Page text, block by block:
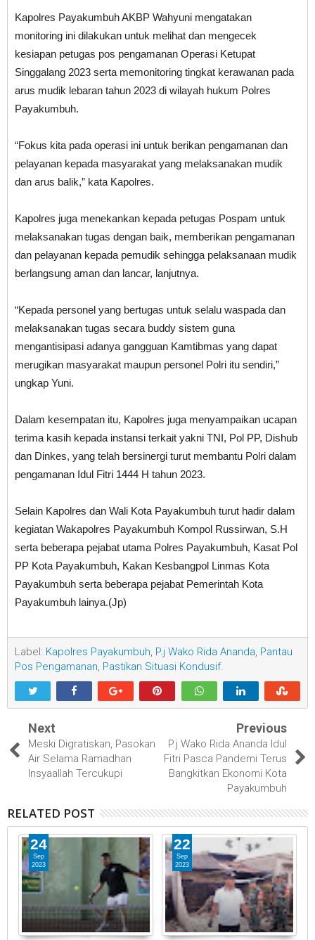
Kapolres Payakumbuh AKBP Wahyuni mengatakan
monitoring ini dilakukan untuk melihat dan mengecek
kesiapan petugas pos pengamanan Operasi Ketupat
Singgalang 2023 serta memonitoring tingkat kerawanan pada
arus mudik lebaran tahun 2023 di wilayah hukum Polres
Payakumbuh.
“Fokus kita pada operasi ini untuk berikan pengamanan dan
pelayanan kepada masyarakat yang melaksanakan mudik
dan arus balik,” kata Kapolres.
Kapolres juga menekankan kepada petugas Pospam untuk
melaksanakan tugas dengan baik, memberikan pengamanan
dan pelayanan kepada pemudik sehingga pelaksanaan mudik
berlangsung aman dan lancar, lanjutnya.
“Kepada personel yang bertugas untuk selalu waspada dan
melaksanakan tugas secara buddy sistem guna
mengantisipasi adanya gangguan Kamtibmas yang dapat
merugikan masyarakat maupun personel Polri itu sendiri,”
ungkap Yuni.
Dalam kesempatan itu, Kapolres juga menyampaikan ucapan
terima kasih kepada instansi terkait yakni TNI, Pol PP, Dishub
dan Dinkes, yang telah bersinergi turut membantu Polri dalam
pengamanan Idul Fitri 1444 H tahun 2023.
Selain Kapolres dan Wali Kota Payakumbuh turut hadir dalam
kegiatan Wakapolres Payakumbuh Kompol Russirwan, S.H
serta beberapa pejabat utama Polres Payakumbuh, Kasat Pol
PP Kota Payakumbuh, Kakan Kesbangpol Linmas Kota
Payakumbuh serta beberapa pejabat Pemerintah Kota
Payakumbuh lainya.(Jp)
Label: Kapolres Payakumbuh, P.j Wako Rida Ananda, Pantau
Pos Pengamanan, Pastikan Situasi Kondusif.
Next
Meski Digratiskan, Pasokan
Air Selama Ramadhan
Insyaallah Tercukupi
Previous
P.j Wako Rida Ananda Idul
Fitri Pasca Pandemi Terus
Bangkitkan Ekonomi Kota
Payakumbuh
RELATED POST
24
Sep
2023
22
Sep
2023